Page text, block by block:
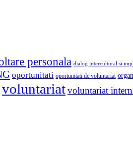
personala dialog intercultural si
oportunitati oportunitati de voluntariat
voluntariatvoluntariat